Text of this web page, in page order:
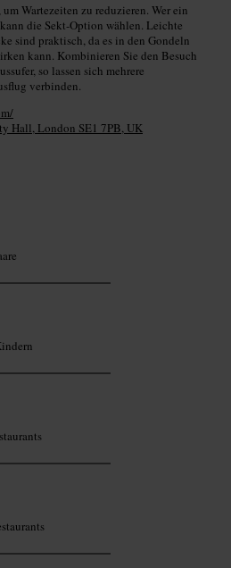
Wartezeiten zu reduzieren. Wer ein
die Sekt-Option wählen. Leichte
sind praktisch, da es in den Gondeln
kann. Kombinieren Sie den Besuch
so lassen sich mehrere
verbinden.
Hall, London SE1 7PB, UK